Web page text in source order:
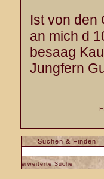
Ist von den
an mich d
besaag
Jungfern
Suchen & Finden
erweiterte Suche